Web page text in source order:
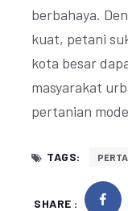
berbahaya.
kuat, petani
kota besar
masyarakat
pertanian
TAGS:
SHARE :